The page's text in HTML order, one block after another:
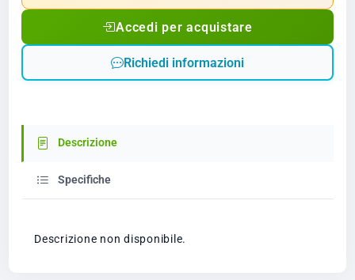
Accedi per acquistare
Richiedi informazioni
Descrizione
Specifiche
Descrizione non disponibile.